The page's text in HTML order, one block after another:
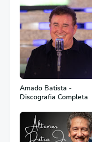
Amado Batista -
Discografia Completa